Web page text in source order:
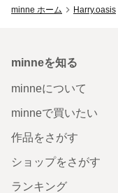
minne ホーム
Harry.oasis
minneを知る
minneについて
minneで買いたい
作品をさがす
ショップをさがす
ランキング